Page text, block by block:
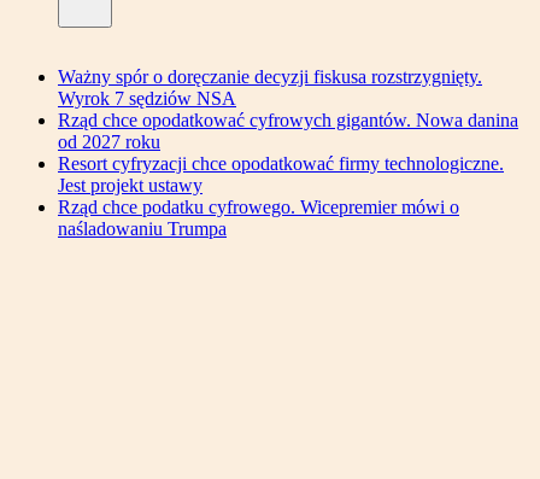
Ważny spór o doręczanie decyzji fiskusa rozstrzygnięty.
Wyrok 7 sędziów NSA
Rząd chce opodatkować cyfrowych gigantów. Nowa danina
od 2027 roku
Resort cyfryzacji chce opodatkować firmy technologiczne.
Jest projekt ustawy
Rząd chce podatku cyfrowego. Wicepremier mówi o
naśladowaniu Trumpa